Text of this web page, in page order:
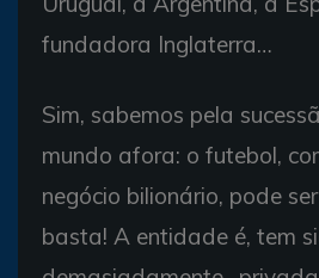
fundadora Inglaterra…
Sim, sabemos pela
mundo afora: o futebol,
negócio bilionário, pode
basta! A entidade é, tem